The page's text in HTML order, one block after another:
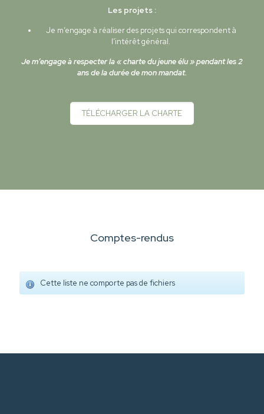
Les projets :
Je m’engage à réaliser des projets qui correspondent à
l’intérêt général.
Je m’engage à respecter la « charte du jeune élu » pendant les 2
ans de la durée de mon mandat.
TÉLÉCHARGER LA CHARTE
Comptes-rendus
Cette liste ne comporte pas de fichiers